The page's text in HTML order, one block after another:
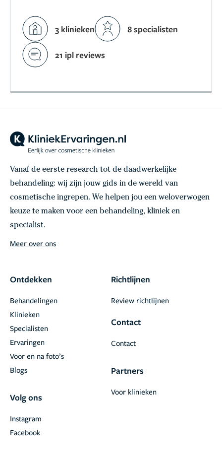
3 klinieken 8 specialisten
21 ipl reviews
Vanaf de eerste research tot de daadwerkelijke
behandeling: wij zijn jouw gids in de wereld van
cosmetische ingrepen. We helpen jou een weloverwogen
keuze te maken voor een behandeling, kliniek en
specialist.
Meer over ons
Ontdekken
Behandelingen
Klinieken
Specialisten
Ervaringen
Voor en na foto’s
Blogs
Volg ons
Facebook
Instagram
Richtlijnen
Review richtlijnen
Contact
Contact
Partners
Voor klinieken